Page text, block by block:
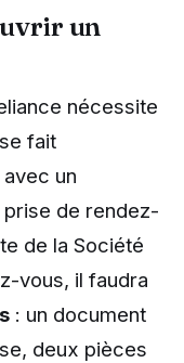
un
nécessite
fait
un
de rendez-
de la Société
vous, il faudra
: un document
deux pièces